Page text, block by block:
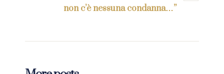
non c’è nessuna condanna…”